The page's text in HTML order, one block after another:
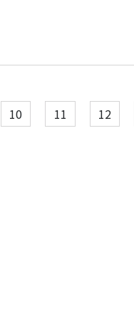
10 11 12